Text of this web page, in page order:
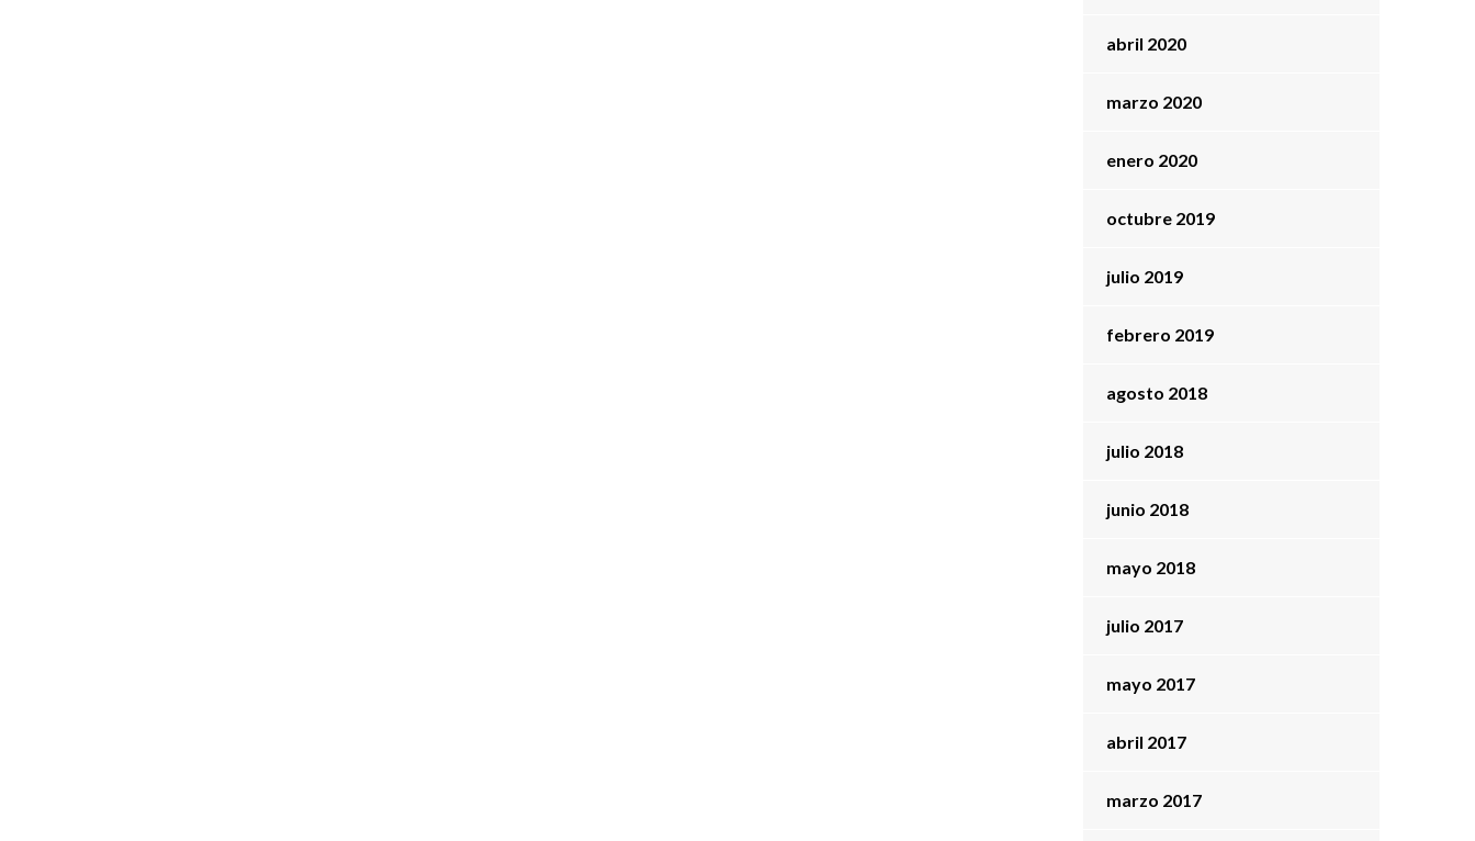
abril 2020
marzo 2020
enero 2020
octubre 2019
julio 2019
febrero 2019
agosto 2018
julio 2018
junio 2018
mayo 2018
julio 2017
mayo 2017
abril 2017
marzo 2017